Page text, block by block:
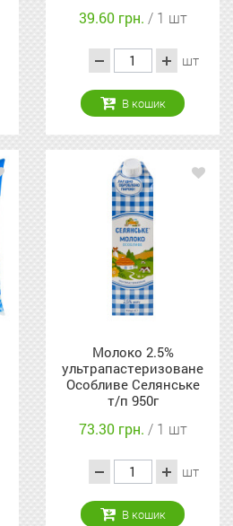
39.60 грн. / 1 шт
шт
В кошик
Молоко 2.5%
ультрапастеризоване
Особливе Селянське
т/п 950г
73.30 грн. / 1 шт
шт
В кошик